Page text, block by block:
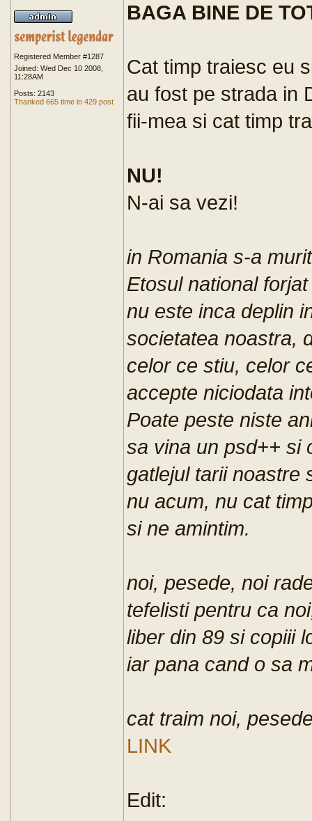
Registered Member #1287
Joined: Wed Dec 10 2008,
11:28AM
Posts: 2143
Thanked 665 time in 429 post
BAGA BINE DE
Cat timp traiesc eu
au fost pe strada in
fii-mea si cat timp
NU!
N-ai sa vezi!
in Romania s-a
Etosul national
nu este inca deplin
societatea noastra,
celor ce stiu, celor
accepte niciodata
Poate peste niste
sa vina un psd++ si
gatlejul tarii noastre
nu acum, nu cat
si ne amintim.
noi, pesede, noi
tefelisti pentru ca
liber din 89 si copiii
iar pana cand o sa
cat traim noi,
LINK
Edit: